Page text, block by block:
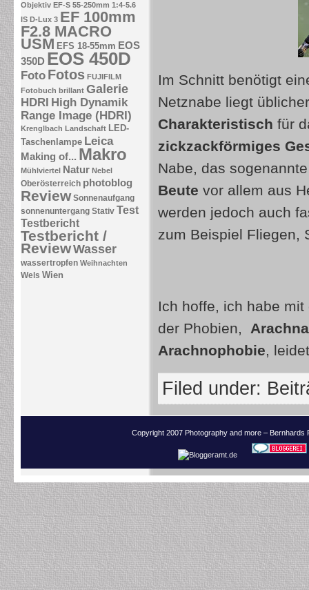
Objektiv EF-S 55-250mm 1:4-5.6
IS D-Lux 3 EF 100mm
F2.8 MACRO
USM EFS 18-55mm EOS
350D EOS 450D
Foto Fotos FUJIFILM
Fotobuch brillant Galerie
HDRI High Dynamik
Range Image (HDRI)
Krenglbach Landschaft LED-
Taschenlampe Leica
Making of... Makro
Mühlviertel Natur Nebel
Oberösterreich photoblog
Review Sonnenaufgang
sonnenuntergang Stativ Test
Testbericht
Testbericht /
ReviewWasser
wassertropfen Weihnachten
Wels Wien
Im Schnitt benötigt
Netznabe liegt
Charakteristisch für
zickzackförmiges
Nabe, das
Beute vor allem aus
werden jedoch auch
zum Beispiel Fliegen,
Ich hoffe, ich habe
der Phobien,
Arachnophobie,
Filed under:
Copyright 2007 Photography and more –